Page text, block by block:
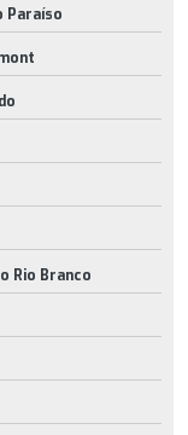
Paraíso
Rio Branco